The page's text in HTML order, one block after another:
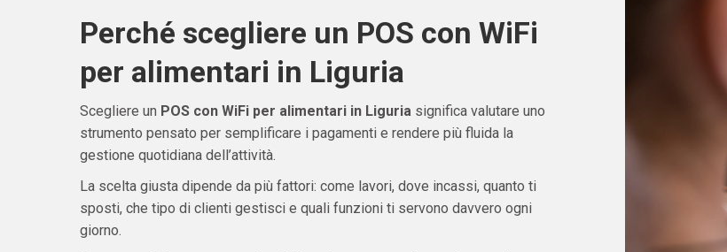
Perché scegliere un POS con WiFi
per alimentari in Liguria
Scegliere un POS con WiFi per alimentari in Liguriasignifica valutare uno
strumento pensato per semplificare i pagamenti e rendere più fluida la
gestione quotidiana dell’attività.
La scelta giusta dipende da più fattori: come lavori, dove incassi, quanto ti
sposti, che tipo di clienti gestisci e quali funzioni ti servono davvero ogni
giorno.